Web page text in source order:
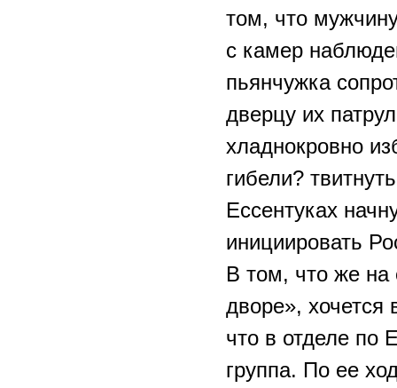
том, что
с камер
пьянчужка
дверцу их
хладнокровно
гибели?
Ессентуках
инициировать
В том, что же
дворе», хочется
что в отделе по
группа. По ее